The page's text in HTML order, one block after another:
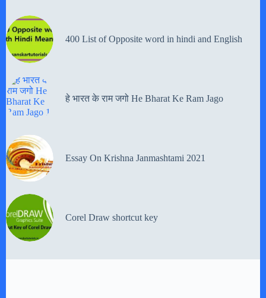
400 List of Opposite word in hindi and English
हे भारत के राम जगो He Bharat Ke Ram Jago
Essay On Krishna Janmashtami 2021
Corel Draw shortcut key